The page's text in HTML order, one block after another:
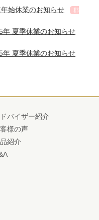
年始休業のお知らせ
郡
年 夏季休業のお知らせ
年 夏季休業のお知らせ
バイザー紹介
様の声
紹介